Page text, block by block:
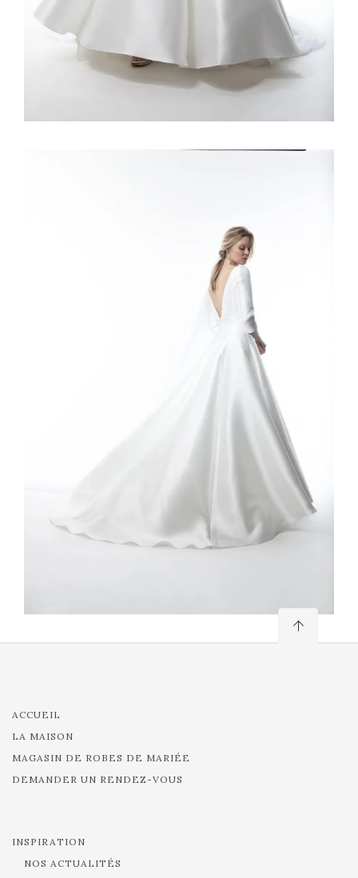
ACCUEIL
LA MAISON
MAGASIN DE ROBES DE MARIÉE
DEMANDER UN RENDEZ-VOUS
INSPIRATION
NOS ACTUALITÉS